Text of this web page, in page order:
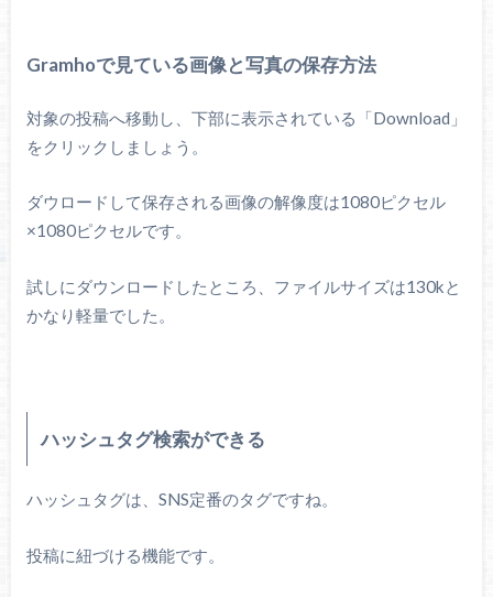
Gramhoで見ている画像と写真の保存方法
対象の投稿へ移動し、下部に表示されている「Download」
をクリックしましょう。
ダウロードして保存される画像の解像度は1080ピクセル
×1080ピクセルです。
試しにダウンロードしたところ、ファイルサイズは130kと
かなり軽量でした。
ハッシュタグ検索ができる
ハッシュタグは、SNS定番のタグですね。
投稿に紐づける機能です。